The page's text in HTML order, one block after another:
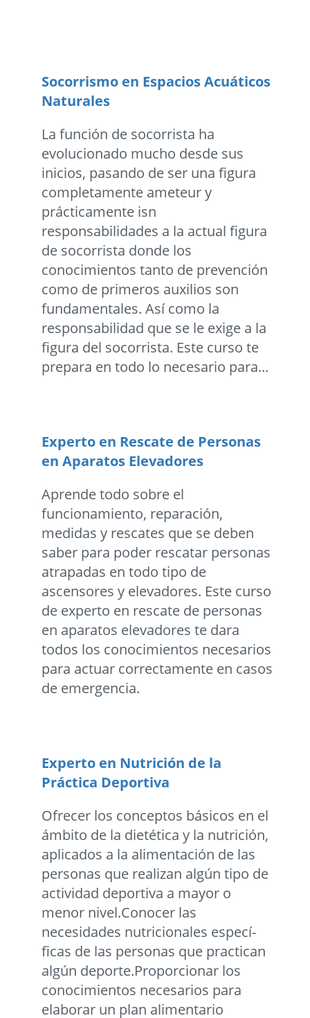
Socorrismo en Espacios Acuáticos
Naturales
La función de socorrista ha
evolucionado mucho desde sus
inicios, pasando de ser una figura
completamente ameteur y
prácticamente isn
responsabilidades a la actual figura
de socorrista donde los
conocimientos tanto de prevención
como de primeros auxilios son
fundamentales. Así como la
responsabilidad que se le exige a la
figura del socorrista. Este curso te
prepara en todo lo necesario para...
Experto en Rescate de Personas
en Aparatos Elevadores
Aprende todo sobre el
funcionamiento, reparación,
medidas y rescates que se deben
saber para poder rescatar personas
atrapadas en todo tipo de
ascensores y elevadores. Este curso
de experto en rescate de personas
en aparatos elevadores te dara
todos los conocimientos necesarios
para actuar correctamente en casos
de emergencia.
Experto en Nutrición de la
Práctica Deportiva
Ofrecer los conceptos básicos en el
ámbito de la dietética y la nutrición,
aplicados a la alimentación de las
personas que realizan algún tipo de
actividad deportiva a mayor o
menor nivel.Conocer las
necesidades nutricionales especí­
ficas de las personas que practican
algún deporte.Proporcionar los
conocimientos necesarios para
elaborar un plan alimentario